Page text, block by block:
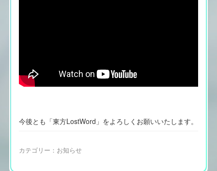
今後とも「東方LostWord」をよろしくお願いいたします。
カテゴリー： お知らせ